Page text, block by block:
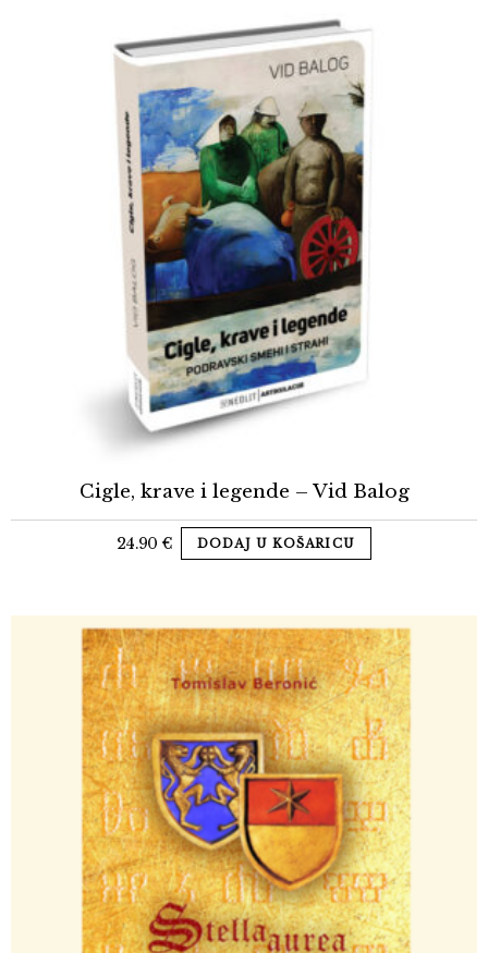
Cigle, krave i legende – Vid Balog
24.90 € DODAJ U KOŠARICU